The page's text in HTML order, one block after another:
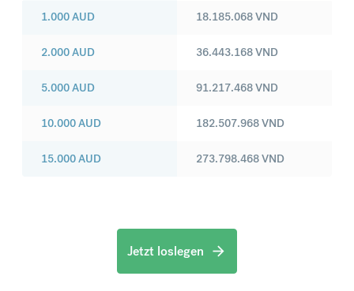
1.000AUD
2.000AUD
5.000AUD
10.000AUD
15.000AUD
18.185.068VND
36.443.168VND
91.217.468VND
182.507.968VND
273.798.468VND
Jetzt loslegen